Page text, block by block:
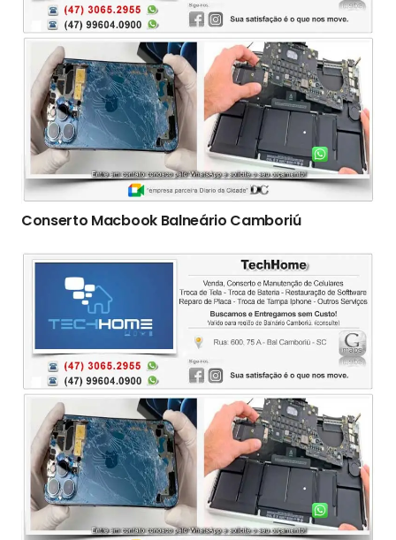
Conserto Macbook Balneário Camboriú